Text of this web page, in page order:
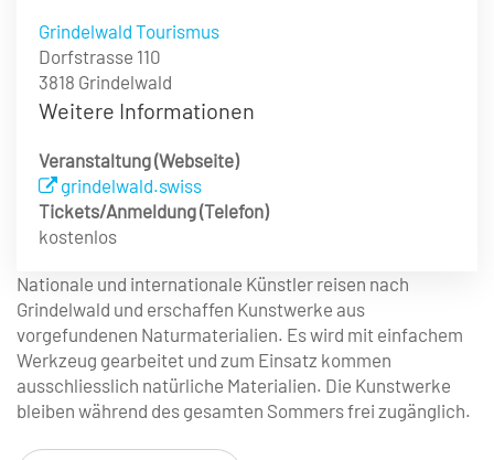
Grindelwald Tourismus
Dorfstrasse 110
3818 Grindelwald
Weitere Informationen
Veranstaltung (Webseite)
grindelwald.swiss
Tickets/Anmeldung (Telefon)
kostenlos
Nationale und internationale Künstler reisen nach
Grindelwald und erschaffen Kunstwerke aus
vorgefundenen Naturmaterialien. Es wird mit einfachem
Werkzeug gearbeitet und zum Einsatz kommen
ausschliesslich natürliche Materialien. Die Kunstwerke
bleiben während des gesamten Sommers frei zugänglich.